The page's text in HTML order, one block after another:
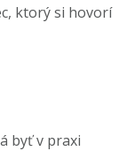
ktorý si hovorí
byť v praxi